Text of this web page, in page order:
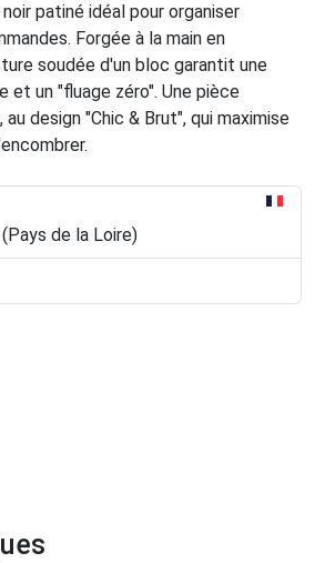
patiné idéal pour organiser
Forgée à la main en
soudée d'un bloc garantit une
un "fluage zéro". Une pièce
design "Chic & Brut", qui maximise
de la Loire)